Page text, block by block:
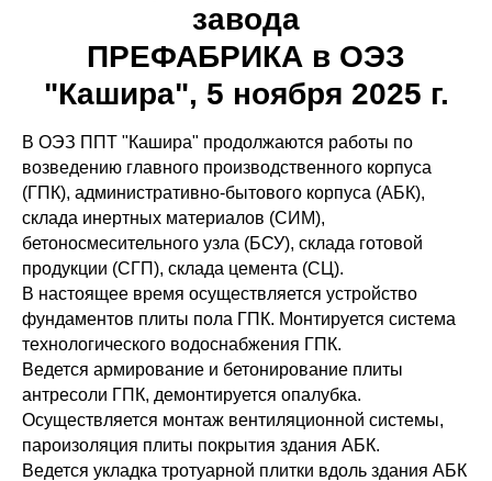
завода
ПРЕФАБРИКА в ОЭЗ
"Кашира", 5 ноября 2025 г.
В ОЭЗ ППТ "Кашира" продолжаются работы по
возведению главного производственного корпуса
(ГПК), административно-бытового корпуса (АБК),
склада инертных материалов (СИМ),
бетоносмесительного узла (БСУ), склада готовой
продукции (СГП), склада цемента (СЦ).
В настоящее время осуществляется устройство
фундаментов плиты пола ГПК. Монтируется система
технологического водоснабжения ГПК.
Ведется армирование и бетонирование плиты
антресоли ГПК, демонтируется опалубка.
Осуществляется монтаж вентиляционной системы,
пароизоляция плиты покрытия здания АБК.
Ведется укладка тротуарной плитки вдоль здания АБК